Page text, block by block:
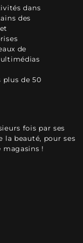
dans
des
de
plus de 50
fois par ses
la beauté, pour ses
magasins !